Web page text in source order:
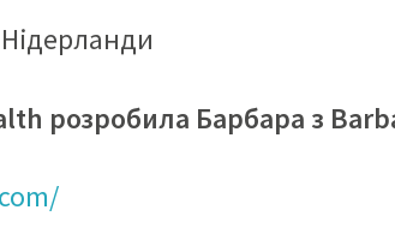
розробила Барбара з